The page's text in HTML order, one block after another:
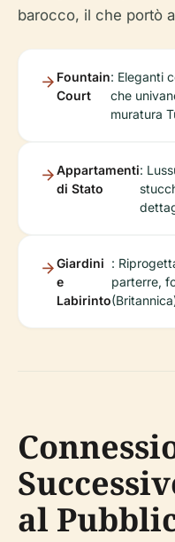
barocco, il che portò
Fountain
Court
: Eleganti
che
muratura
Appartamenti
di Stato
:
Giardini
e
Labirinto
:
parterre,
al